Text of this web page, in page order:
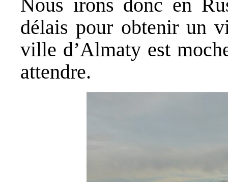
Nous irons donc en
délais pour obtenir un
ville d’Almaty est
attendre.